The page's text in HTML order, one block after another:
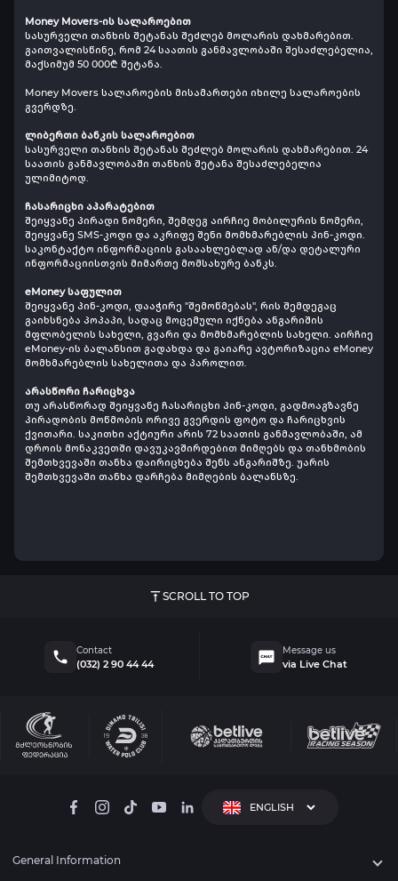
Money Movers-ის სალაროებით
სასურველი თანხის შეტანას შეძლებ მოლარის დახმარებით.
გაითვალისწინე, რომ 24 საათის განმავლობაში შესაძლებელია,
მაქსიმუმ 50 000₾ შეტანა.
Money Movers სალაროების მისამართები იხილე სალაროების
გვერდზე.
ლიბერთი ბანკის სალაროებით
სასურველი თანხის შეტანას შეძლებ მოლარის დახმარებით. 24
საათის განმავლობაში თანხის შეტანა შესაძლებელია
ულიმიტოდ.
ჩასარიცხი აპარატებით
შეიყვანე პირადი ნომერი, შემდეგ აირჩიე მობილურის ნომერი,
შეიყვანე SMS-კოდი და აკრიფე შენი მომხმარებლის პინ-კოდი.
საკონტაქტო ინფორმაციის გასაახლებლად ან/და დეტალური
ინფორმაციისთვის მიმართე მომსახურე ბანკს.
eMoney საფულით
შეიყვანე პინ-კოდი, დააჭირე "შემოწმებას", რის შემდეგაც
გაიხსნება პოპაპი, სადაც მოცემული იქნება ანგარიშის
მფლობელის სახელი, გვარი და მომხმარებლის სახელი. აირჩიე
eMoney-ის ბალანსით გადახდა და გაიარე ავტორიზაცია eMoney
მომხმარებლის სახელითა და პაროლით.
არასწორი ჩარიცხვა
თუ არასწორად შეიყვანე ჩასარიცხი პინ-კოდი, გადმოაგზავნე
პირადობის მოწმობის ორივე გვერდის ფოტო და ჩარიცხვის
ქვითარი. საკითხი აქტიური არის 72 საათის განმავლობაში, ამ
დროის მონაკვეთში დავუკავშირდებით მიმღებს და თანხმობის
შემთხვევაში თანხა დაირიცხება შენს ანგარიშზე. უარის
შემთხვევაში თანხა დარჩება მიმღების ბალანსზე.
SCROLL TO TOP
Contact
(032) 2 90 44 44
Message us
via Live Chat
General Information